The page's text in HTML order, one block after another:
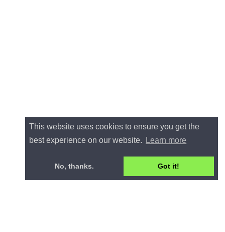
This website uses cookies to ensure you get the
best experience on our website.
Learn more
No, thanks. Got it!